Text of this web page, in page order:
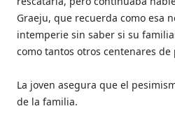
Graeju, que recuerda como esa
intemperie sin saber si su
como tantos otros centenares
La joven asegura que el
de la familia.